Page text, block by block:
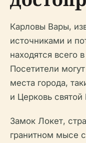
Карловы Вары,
источниками и
находятся всего
Посетители
места города,
и Церковь
Замок Локет,
гранитном мысе